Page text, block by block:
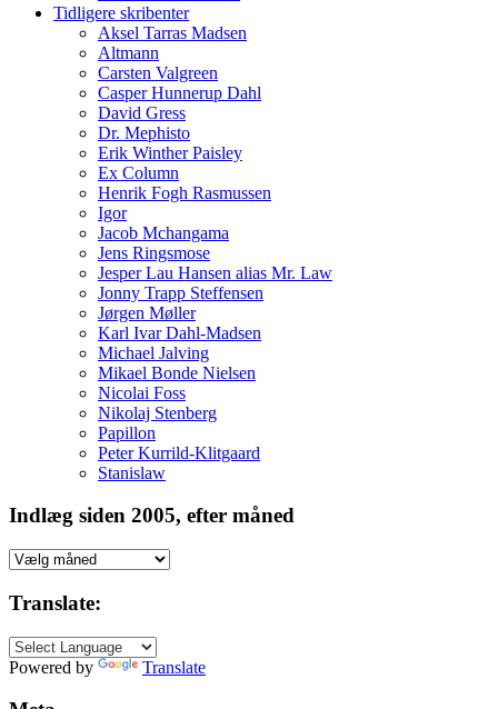
Tidligere skribenter
Aksel Tarras Madsen
Altmann
Carsten Valgreen
Casper Hunnerup Dahl
David Gress
Dr. Mephisto
Erik Winther Paisley
Ex Column
Henrik Fogh Rasmussen
Igor
Jacob Mchangama
Jens Ringsmose
Jesper Lau Hansen alias Mr. Law
Jonny Trapp Steffensen
Jørgen Møller
Karl Ivar Dahl-Madsen
Michael Jalving
Mikael Bonde Nielsen
Nicolai Foss
Nikolaj Stenberg
Papillon
Peter Kurrild-Klitgaard
Stanislaw
Indlæg siden 2005, efter måned
Indlæg
2005,
måned
Translate:
Powered by Translate